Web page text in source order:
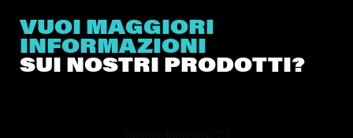
VUOI MAGGIORI
INFORMAZIONI
SUI NOSTRI PRODOTTI?